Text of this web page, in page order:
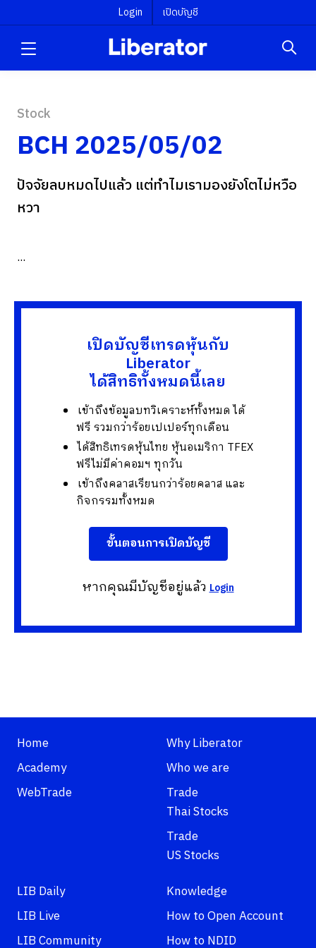
Login เปิดบัญชี
Stock
BCH 2025/05/02
ปัจจัยลบหมดไปแล้ว แต่ทำไมเรามองยังโตไม่หวือ
หวา
...
เปิดบัญชีเทรดหุ้นกับ
Liberator
ได้สิทธิทั้งหมดนี้เลย
เข้าถึงข้อมูลบทวิเคราะห์ทั้งหมด ได้
ฟรี รวมกว่าร้อยเปเปอร์ทุกเดือน
ได้สิทธิเทรดหุ้นไทย หุ้นอเมริกา TFEX
ฟรีไม่มีค่าคอมฯ ทุกวัน
เข้าถึงคลาสเรียนกว่าร้อยคลาส และ
กิจกรรมทั้งหมด
ขั้นตอนการเปิดบัญชี
หากคุณมีบัญชีอยู่แล้วLogin
Home
Academy
WebTrade
Why Liberator
Who we are
Trade
Thai Stocks
Trade
US Stocks
LIB Daily
LIB Live
LIB Community
Knowledge
How to Open Account
How to NDID